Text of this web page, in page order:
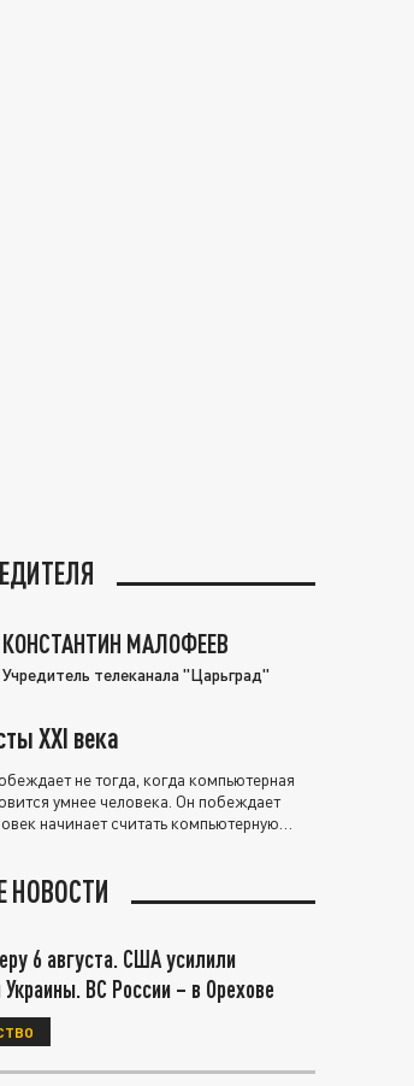
КОНСТАНТИН МАЛОФЕЕВ
Учредитель телеканала "Царьград"
XXI века
не тогда, когда компьютерная
умнее человека. Он побеждает
начинает считать компьютерную
НОВОСТИ
6 августа. США усилили
ВС России – в Орехове